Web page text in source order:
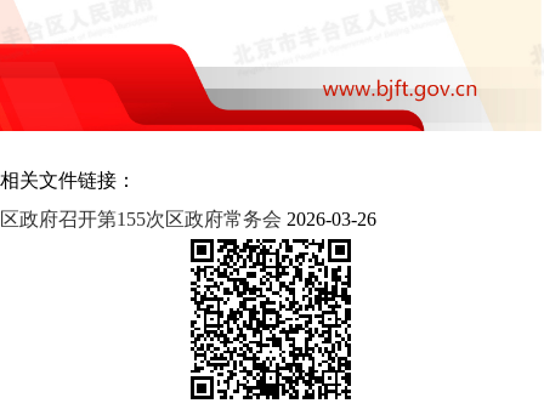
相关文件链接：
区政府召开第155次区政府常务会 2026-03-26